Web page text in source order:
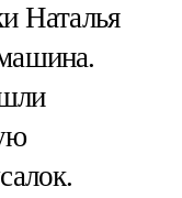
Наталья